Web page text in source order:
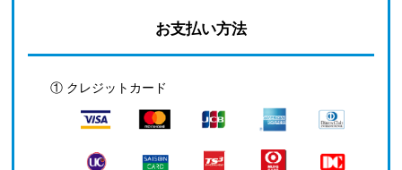
お支払い方法
① クレジットカード